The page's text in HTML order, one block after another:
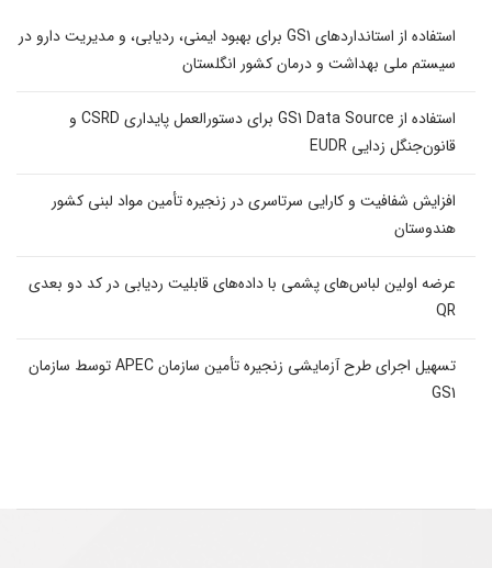
استفاده از استانداردهای GS1 برای بهبود ایمنی، ردیابی، و مدیریت دارو در
سیستم ملی بهداشت و درمان کشور انگلستان
استفاده از GS1 Data Source برای دستورالعمل پایداری CSRD و
قانون‌جنگل زدایی EUDR
افزایش شفافیت و کارایی سرتاسری در زنجیره تأمین مواد لبنی کشور
هندوستان
عرضه اولین لباس‌های پشمی با داده‌های قابلیت ردیابی در کد دو بعدی
QR
تسهیل اجرای طرح آزمایشی زنجیره تأمین سازمان APEC توسط سازمان
GS1